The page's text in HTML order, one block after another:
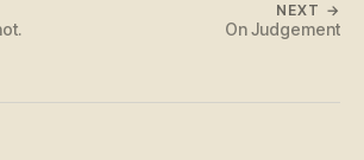
NEXT →
On Judgement